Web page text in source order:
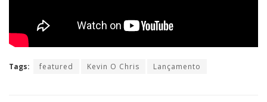
Tags: featured Kevin O Chris Lançamento